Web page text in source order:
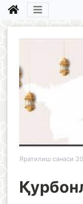
Яратилиш санаси